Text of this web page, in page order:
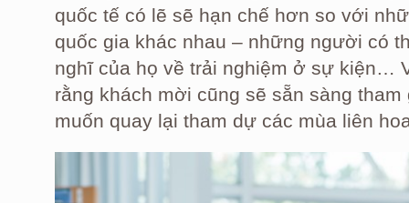
quốc tế có lẽ sẽ hạn chế hơn so với
quốc gia khác nhau – những người có
nghĩ của họ về trải nghiệm ở sự kiện…
rằng khách mời cũng sẽ sẵn sàng
muốn quay lại tham dự các mùa liên